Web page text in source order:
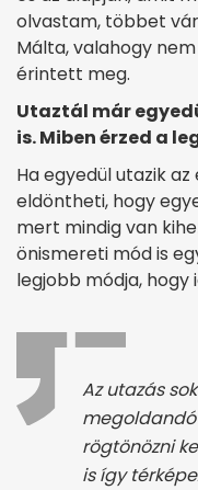
olvastam, többet
Málta, valahogy
érintett meg.
Utaztál már
is. Miben érzed a
Ha egyedül utazik
eldöntheti, hogy
mert mindig van
önismereti mód is
legjobb módja, hogy
Az utazás
megoldandó
rögtönözni
is így